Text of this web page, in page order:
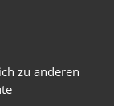
zu anderen